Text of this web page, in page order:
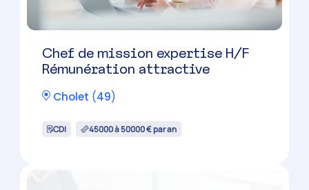
Chef de mission expertise H/F
Rémunération attractive
Cholet (49)
CDI 45000 à 50000 € par an